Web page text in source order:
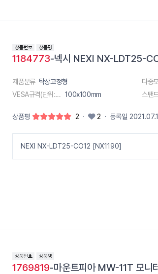
1184773-넥시 NEXI NX-LDT25-
제품분류 탁상고정형 다중
VESA규격(단위:m) 100x100mm 스탠
상품평 2 · 2 · 등록일
NEXI NX-LDT25-CO12 [NX1190]
1769819-마운트피아 MW-11T 모니